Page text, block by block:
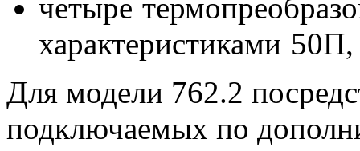
четыре
характеристиками
Для модели 762.2
подключаемых по